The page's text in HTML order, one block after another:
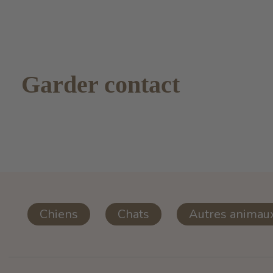
Garder contact
Chiens Chats Autres